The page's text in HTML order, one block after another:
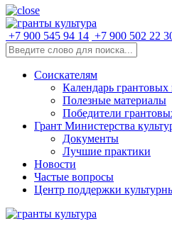
+7 900 545 94 14 +7 900 502 22
Соискателям
Календарь грантовых
Полезные материалы
Победители
Грант Министерства
Документы
Лучшие практики
Новости
Частые вопросы
Центр поддержки